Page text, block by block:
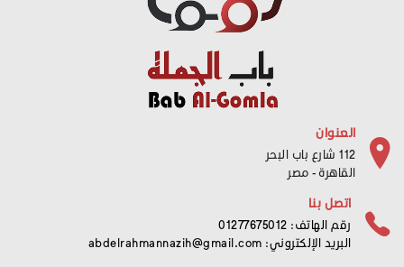
العنوان
112 شارع باب البحر
القاهرة - مصر
اتصل بنا
رقم الهاتف: 01277675012
البريد الإلكتروني: abdelrahmannazih@gmail.com